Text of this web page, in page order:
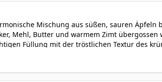
Mischung aus süßen, sauren Äpfeln
Mehl, Butter und warmem Zimt übergossen
Füllung mit der tröstlichen Textur des
perfekt für jeden Anlass ist. Ob warm mit
Streusel ist ein reizendes und tröstliches